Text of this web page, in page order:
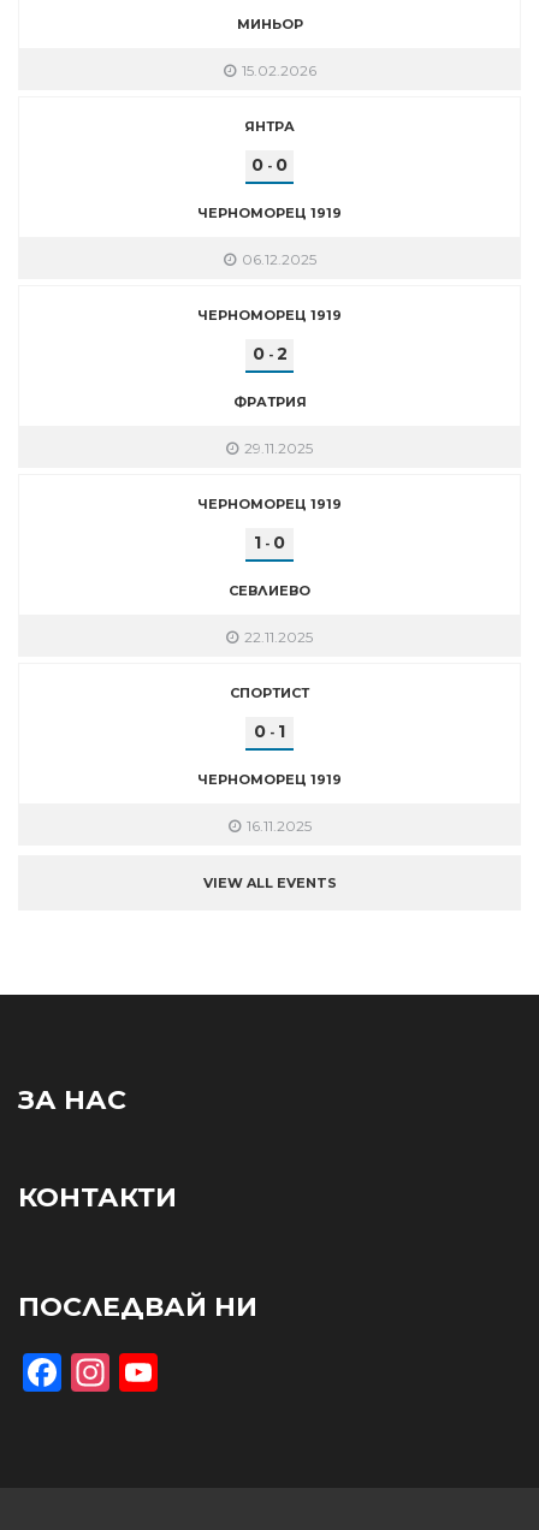
МИНЬОР
15.02.2026
ЯНТРА
0 - 0
ЧЕРНОМОРЕЦ 1919
06.12.2025
ЧЕРНОМОРЕЦ 1919
0- 2
ФРАТРИЯ
29.11.2025
ЧЕРНОМОРЕЦ 1919
1 - 0
СЕВЛИЕВО
22.11.2025
СПОРТИСТ
0 - 1
ЧЕРНОМОРЕЦ 1919
16.11.2025
VIEW ALL EVENTS
ЗА НАС
КОНТАКТИ
ПОСЛЕДВАЙ НИ
Facebook
Instagram